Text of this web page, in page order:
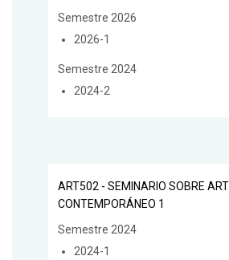
Semestre 2026
2026-1
Semestre 2024
2024-2
ART502 - SEMINARIO SOBRE
CONTEMPORÁNEO 1
Semestre 2024
2024-1